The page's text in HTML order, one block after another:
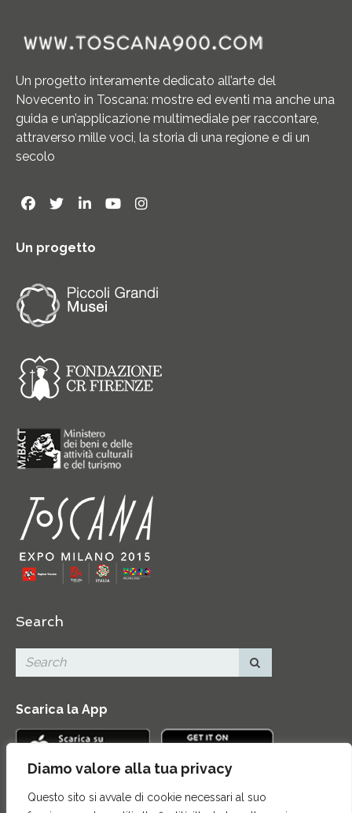
Diamo valore alla tua privacy
Questo sito si avvale di cookie necessari al suo
Un progetto interamente dedicato all’arte del
Novecento in Toscana: mostre ed eventi ma anche una
guida e un’applicazione multimediale per raccontare,
attraverso mille voci, la storia di una regione e di un
secolo
Un progetto
Search
Scarica la App
Contatti|Area Stampa|Mappa del sito |Credits